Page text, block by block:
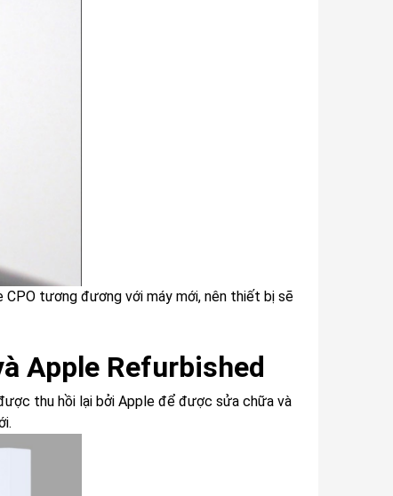
tương đương với máy mới, nên thiết bị sẽ
Apple Refurbished
thu hồi lại bởi Apple để được sửa chữa và